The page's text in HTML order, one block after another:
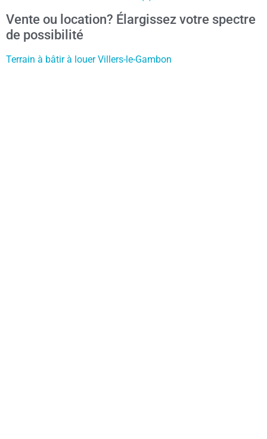
Vente ou location? Élargissez votre spectre
de possibilité
Terrain à bâtir à louer Villers-le-Gambon